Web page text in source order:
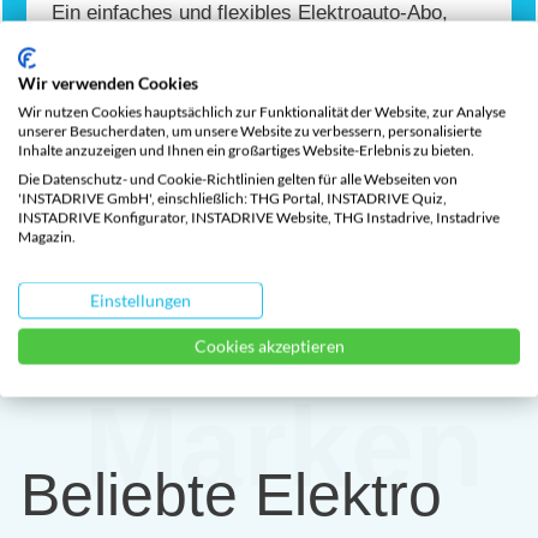
Ein einfaches und flexibles Elektroauto-Abo,
Fixpreis enthält alle Gebühren, Versicherung,
Wartung, Garantie, 8-fach-Bereifung,
Förderungsabwicklung und Pannenhilfe.
Marken
Beliebte Elektro
Wir verwenden Cookies
Wir nutzen Cookies hauptsächlich zur Funktionalität der Website, zur Analyse
unserer Besucherdaten, um unsere Website zu verbessern, personalisierte
Inhalte anzuzeigen und Ihnen ein großartiges Website-Erlebnis zu bieten.
Die Datenschutz- und Cookie-Richtlinien gelten für alle Webseiten von
'INSTADRIVE GmbH', einschließlich: THG Portal, INSTADRIVE Quiz,
INSTADRIVE Konfigurator, INSTADRIVE Website, THG Instadrive, Instadrive
Magazin.
Einstellungen
Cookies akzeptieren